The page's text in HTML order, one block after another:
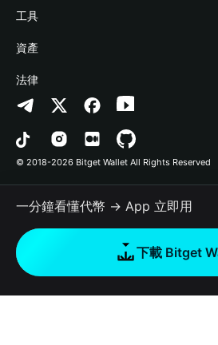
加密資訊
幫助中心
‌聯繫我們
品牌資源
工作機會
Payfi Crypto
Crypto Swap API
Altcoin Season Index
Prediction Markets
DApp
RWA
如何購買加密貨幣
連接錢包
Bitget Wallet Pay
合作上架
風險保障基金
安全防護技術
工具
快捷買幣
授權檢測
合約檢測
批次轉帳
資產
Arbitrum
Avalanche
Bitcoin
Polygon
法律
隱私協議
用戶使用協議
© 2018-2026 Bitget Wallet All Rights Reserved
一分鐘看懂代幣 → App 立即用
下載 Bitget